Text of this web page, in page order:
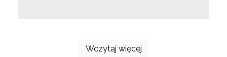
Wczytaj więcej